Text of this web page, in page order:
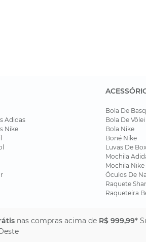
Adidas
Nike
Bola De
Bola De Vôlei
Bola Nike
Boné Nike
Luvas De
Mochila
Mochila Nike
Óculos De
Raquete
Raqueteira
nas compras acima de R$ 999,99*